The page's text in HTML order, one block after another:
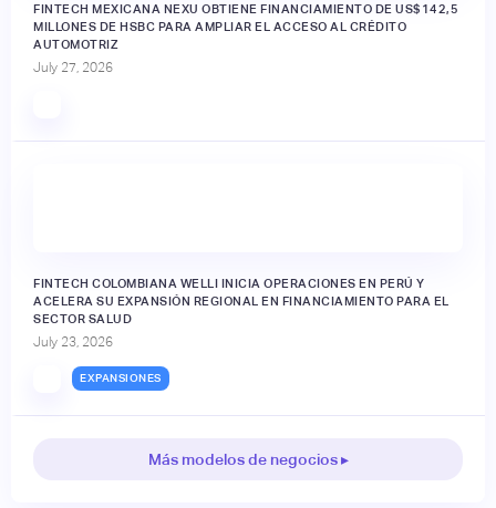
FINTECH MEXICANA NEXU OBTIENE FINANCIAMIENTO DE US$142,5
MILLONES DE HSBC PARA AMPLIAR EL ACCESO AL CRÉDITO
AUTOMOTRIZ
July 27, 2026
FINTECH COLOMBIANA WELLI INICIA OPERACIONES EN PERÚ Y
ACELERA SU EXPANSIÓN REGIONAL EN FINANCIAMIENTO PARA EL
SECTOR SALUD
July 23, 2026
EXPANSIONES
Más modelos de negocios ▸